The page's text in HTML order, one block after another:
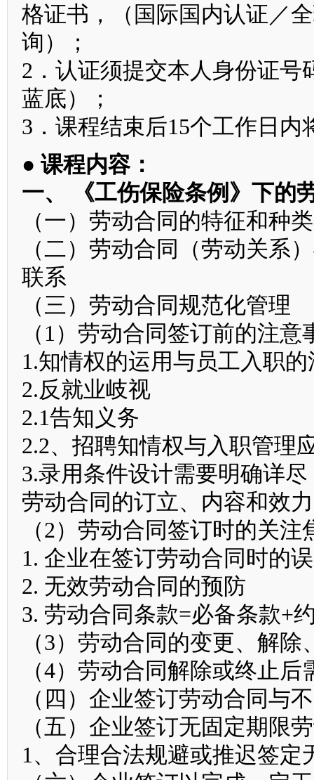
格证书，（国际国内认证／
询）；
2．认证须提交本人身份证
蓝底）；
3．课程结束后15个工作日内
● 课程内容：
一、 《工伤保险条例》下的
（一）劳动合同的特征和种类
（二）劳动合同（劳动关系
联系
（三）劳动合同规范化管理
（1）劳动合同签订前的注意
1.知情权的运用与员工入职
2.反就业岐视
2.1告知义务
2.2、招聘知情权与入职管理
3.录用条件设计需要明确详尽
劳动合同的订立、内容和效力
（2）劳动合同签订时的关注
1. 企业在签订劳动合同时的
2. 无效劳动合同的预防
3. 劳动合同条款=必备条款+
（3）劳动合同的变更、解
（4）劳动合同解除或终止
（四）企业签订劳动合同与
（五）企业签订无固定期限
1、合理合法规避或推迟签定